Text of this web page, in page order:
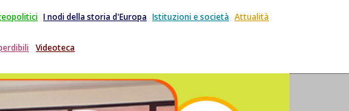
I nodi della storia d'Europa Istituzioni e società Attualità
Videoteca